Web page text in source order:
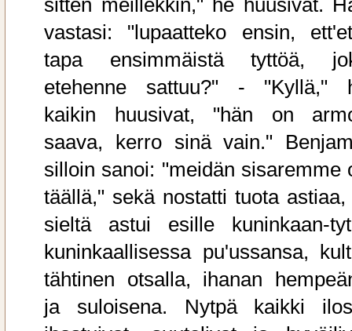
sitten meillekkin," he huusivat.
vastasi: "lupaatteko ensin,
tapa ensimmäistä tyttöä,
etehenne sattuu?" - "Kyllä,"
kaikin huusivat, "hän on
saava, kerro sinä vain."
silloin sanoi: "meidän sisaremme
täällä," sekä nostatti tuota astiaa,
sieltä astui esille kuninkaan-
kuninkaallisessa pu'ussansa,
tähtinen otsalla, ihanan
ja suloisena. Nytpä kaikki